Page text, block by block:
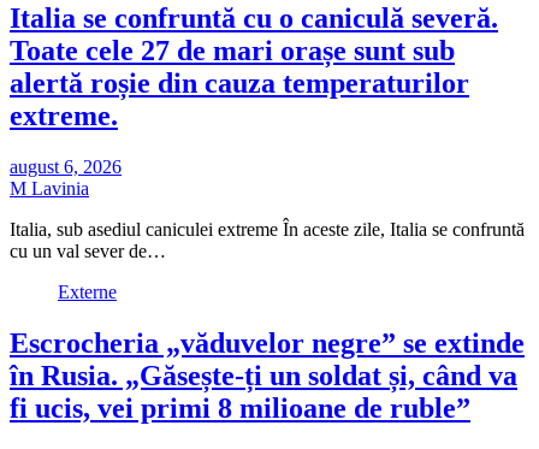
Italia se confruntă cu o caniculă severă.
Toate cele 27 de mari orașe sunt sub
alertă roșie din cauza temperaturilor
extreme.
august 6, 2026
M Lavinia
Italia, sub asediul caniculei extreme În aceste zile, Italia se confruntă
cu un val sever de…
Externe
Escrocheria „văduvelor negre” se extinde
în Rusia. „Găsește-ți un soldat și, când va
fi ucis, vei primi 8 milioane de ruble”